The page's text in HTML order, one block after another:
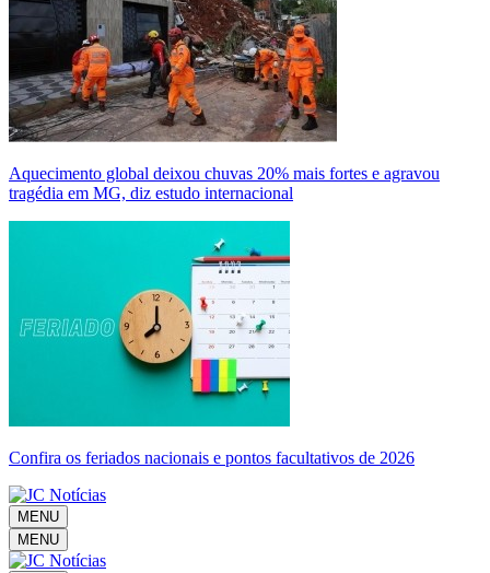
Aquecimento global deixou chuvas 20% mais fortes e agravou
tragédia em MG, diz estudo internacional
Confira os feriados nacionais e pontos facultativos de 2026
MENU
MENU